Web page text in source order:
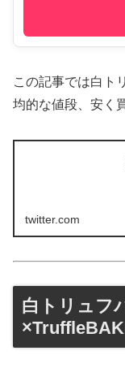
この記事では白ト
均的な値段、安く
twitter.com
白トリュフ